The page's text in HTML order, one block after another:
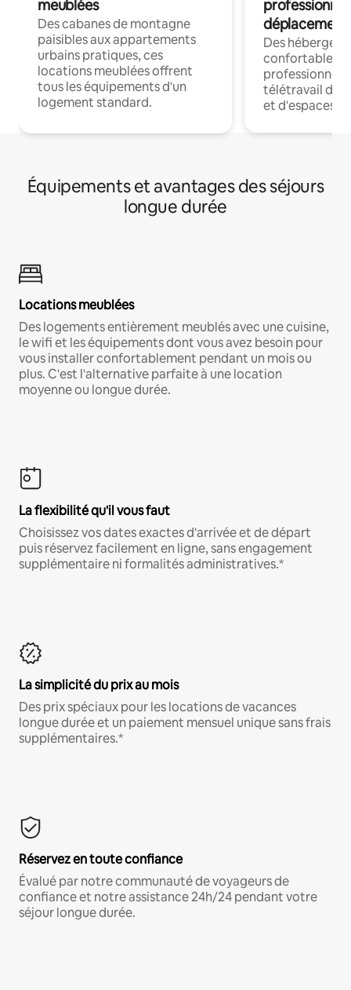
meublées
Des cabanes de montagne
paisibles aux appartements
urbains pratiques, ces
locations meublées offrent
tous les équipements d'un
logement standard.
déplacement
Des
confortables
professionnels
télétravail
et d'espaces
Équipements et avantages des séjours
longue durée
Locations meublées
Des logements entièrement meublés avec une cuisine,
le wifi et les équipements dont vous avez besoin pour
vous installer confortablement pendant un mois ou
plus. C'est l'alternative parfaite à une location
moyenne ou longue durée.
La flexibilité qu'il vous faut
Choisissez vos dates exactes d'arrivée et de départ
puis réservez facilement en ligne, sans engagement
supplémentaire ni formalités administratives.*
La simplicité du prix au mois
Des prix spéciaux pour les locations de vacances
longue durée et un paiement mensuel unique sans frais
supplémentaires.*
Réservez en toute confiance
Évalué par notre communauté de voyageurs de
confiance et notre assistance 24h/24 pendant votre
séjour longue durée.